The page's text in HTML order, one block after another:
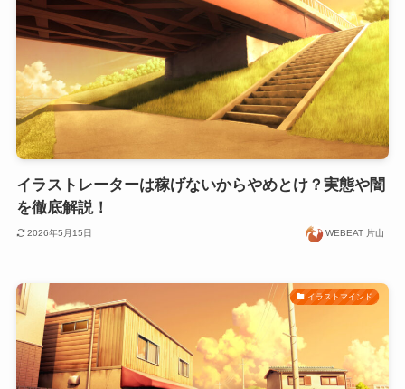
イラストレーターは稼げないからやめとけ？実態や闇
を徹底解説！
2026年5月15日 WEBEAT 片山
イラストマインド